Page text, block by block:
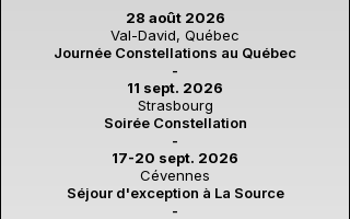
28 août 2026
Val-David, Québec
Journée Constellations au Québec
-
11 sept. 2026
Strasbourg
Soirée Constellation
-
17-20 sept. 2026
Cévennes
Séjour d'exception à La Source
-